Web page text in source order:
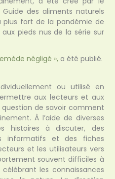
des aliments naturels
plus fort de la pandémie de
aux pieds nus de la série sur
négligé », a été publié.
ou utilisé en
aux lecteurs et aux
question de savoir comment
À l’aide de diverses
histoires à discuter, des
informatifs et des fiches
et les utilisateurs vers
souvent difficiles à
les connaissances